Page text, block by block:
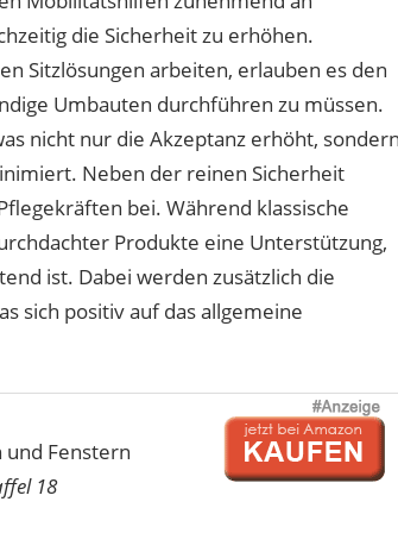
die Sicherheit zu erhöhen.
Sitzlösungen arbeiten, erlauben es den
Umbauten durchführen zu müssen.
nicht nur die Akzeptanz erhöht,
Neben der reinen Sicherheit
bei. Während klassische
Produkte eine Unterstützung,
ist. Dabei werden zusätzlich die
sich positiv auf das allgemeine
und Fenstern
18